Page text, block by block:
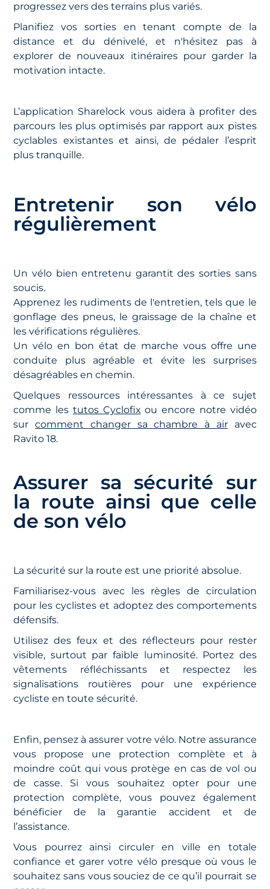
progressez vers des terrains plus variés.
Planifiez vos sorties en tenant compte de la
distance et du dénivelé, et n'hésitez pas à
explorer de nouveaux itinéraires pour garder la
motivation intacte.
L’application Sharelock vous aidera à profiter des
parcours les plus optimisés par rapport aux pistes
cyclables existantes et ainsi, de pédaler l’esprit
plus tranquille.
Entretenir son vélo
régulièrement
Un vélo bien entretenu garantit des sorties sans
soucis.
Apprenez les rudiments de l'entretien, tels que le
gonflage des pneus, le graissage de la chaîne et
les vérifications régulières.
Un vélo en bon état de marche vous offre une
conduite plus agréable et évite les surprises
désagréables en chemin.
Quelques ressources intéressantes à ce sujet
comme les tutos Cyclofix ou encore notre vidéo
surcomment changer sa chambre à airavec
Ravito 18.
Assurer sa sécurité sur
la route ainsi que celle
de son vélo
La sécurité sur la route est une priorité absolue.
Familiarisez-vous avec les règles de circulation
pour les cyclistes et adoptez des comportements
défensifs.
Utilisez des feux et des réflecteurs pour rester
visible, surtout par faible luminosité. Portez des
vêtements réfléchissants et respectez les
signalisations routières pour une expérience
cycliste en toute sécurité.
Enfin, pensez à assurer votre vélo. Notre assurance
vous propose une protection complète et à
moindre coût qui vous protège en cas de vol ou
de casse. Si vous souhaitez opter pour une
protection complète, vous pouvez également
bénéficier de la garantie accident et de
l’assistance.
Vous pourrez ainsi circuler en ville en totale
confiance et garer votre vélo presque où vous le
souhaitez sans vous souciez de ce qu’il pourrait se